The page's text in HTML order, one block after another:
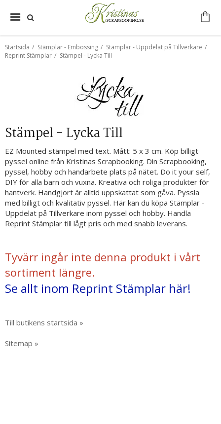
Startsida / Stämplar - Embossing / Stämplar - Uppdelat på Tillverkare /
Reprint Stämplar / Stämpel - Lycka Till
Stämpel - Lycka Till
EZ Mounted stämpel med text. Mått: 5 x 3 cm. Köp billigt
pyssel online från Kristinas Scrapbooking. Din Scrapbooking,
pyssel, hobby och handarbete plats på nätet. Do it your self,
DIY för alla barn och vuxna. Kreativa och roliga produkter för
hantverk. Handgjort är alltid uppskattat som gåva. Pyssla
med billigt och kvalitativ pyssel. Här kan du köpa Stämplar -
Uppdelat på Tillverkare inom pyssel och hobby. Handla
Reprint Stämplar till lågt pris och med snabb leverans.
Tyvärr ingår inte denna produkt i vårt
sortiment längre.
Se allt inom Reprint Stämplar här!
Till butikens startsida »
Sitemap »